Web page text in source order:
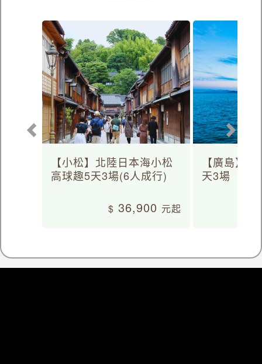
【小松】北陸日本海小松
高球趣5天3場(6人成行)
36,900
【廣島】
天3場